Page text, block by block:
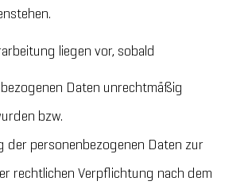
liegen vor, sobald
Daten unrechtmäßig
bzw.
der personenbezogenen Daten zur
rechtlichen Verpflichtung nach dem